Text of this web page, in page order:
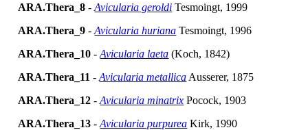
ARA.Thera_8 -Avicularia geroldi Tesmoingt, 1999
ARA.Thera_9 -Avicularia huriana Tesmoingt, 1996
ARA.Thera_10 -Avicularia laeta (Koch, 1842)
ARA.Thera_11 -Avicularia metallica Ausserer, 1875
ARA.Thera_12 -Avicularia minatrix Pocock, 1903
ARA.Thera_13 -Avicularia purpurea Kirk, 1990